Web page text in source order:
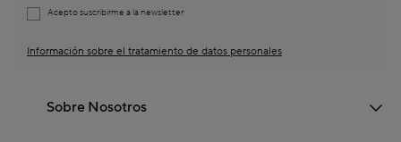
Acepto suscribirme a la newsletter
Información sobre el tratamiento de datos personales
Sobre Nosotros